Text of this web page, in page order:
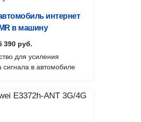
интернет
в машину
390 руб.
для усиления
сигнала в автомобиле